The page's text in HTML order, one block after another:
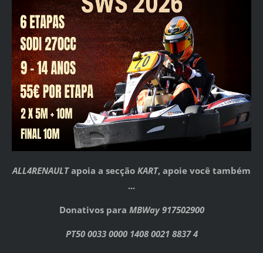
ALL4RENAULTapoia a secção KART, apoie você também
...
Donativos para MBWay 917502900
PT50 0033 0000 1408 0021 8837 4